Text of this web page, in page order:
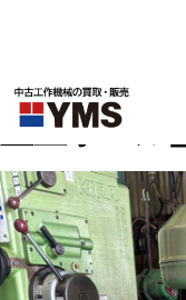
中ぐり・ボール盤
直立ボール盤